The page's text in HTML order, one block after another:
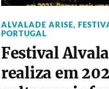
ALVALADE ARISE,
PORTUGAL
Festival
realiza em